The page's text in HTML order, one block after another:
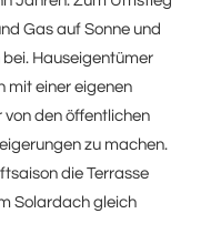
Gas auf Sonne und
Hauseigentümer
mit einer eigenen
den öffentlichen
zu machen.
die Terrasse
Solardach gleich